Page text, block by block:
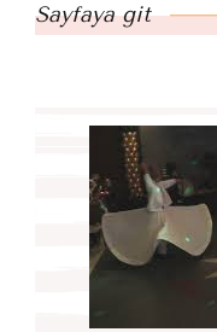
Sayfaya git